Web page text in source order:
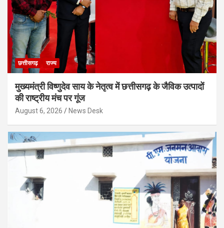
छत्तीसगढ़ राज्य
मुख्यमंत्री विष्णुदेव साय के नेतृत्व में छत्तीसगढ़ के जैविक उत्पादों
की राष्ट्रीय मंच पर गूंज
August 6, 2026 News Desk